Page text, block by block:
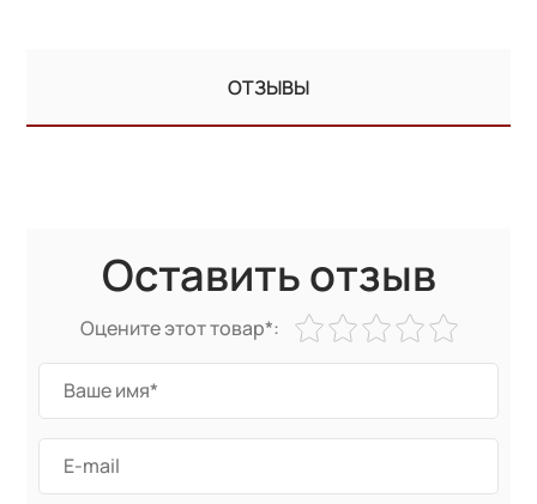
ОТЗЫВЫ
Оставить отзыв
Оцените этот товар*: